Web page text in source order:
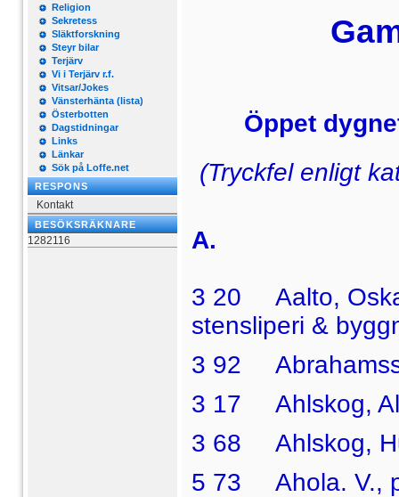
Religion
Sekretess
Släktforskning
Steyr bilar
Terjärv
Vi i Terjärv r.f.
Vitsar/Jokes
Vänsterhänta (lista)
Österbotten
Dagstidningar
Links
Länkar
Sök på Loffe.net
RESPONS
Kontakt
BESÖKSRÄKNARE
1282116
Öppet
(Tryckfel enligt
A.
3 20 Aalto,
stensliperi &
3 92
3 17 Ahlskog,
3 68 Ahlskog,
5 73 Ahola. V.,